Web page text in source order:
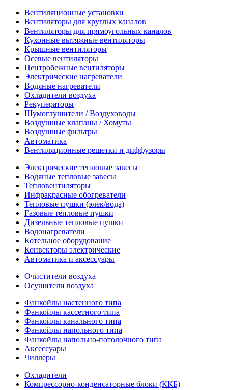
Вентиляционные установки
Вентиляторы для круглых каналов
Вентиляторы для прямоугольных каналов
Кухонные вытяжные вентиляторы
Крышные вентиляторы
Осевые вентиляторы
Центробежные вентиляторы
Электрические нагреватели
Водяные нагреватели
Охладители воздуха
Рекуператоры
Шумоглушители / Воздуховоды
Воздушные клапаны / Хомуты
Воздушные фильтры
Автоматика
Вентиляционные решетки и диффузоры
Электрические тепловые завесы
Водяные тепловые завесы
Тепловентиляторы
Инфракрасные обогреватели
Тепловые пушки (элек/вода)
Газовые тепловые пушки
Дизельные тепловые пушки
Водонагреватели
Котельное оборудование
Конвекторы электрические
Автоматика и аксессуары
Очистители воздуха
Осушители воздуха
Фанкойлы настенного типа
Фанкойлы кассетного типа
Фанкойлы канального типа
Фанкойлы напольного типа
Фанкойлы напольно-потолочного типа
Аксессуары
Чиллеры
Охладители
Компрессорно-конденсаторные блоки (ККБ)